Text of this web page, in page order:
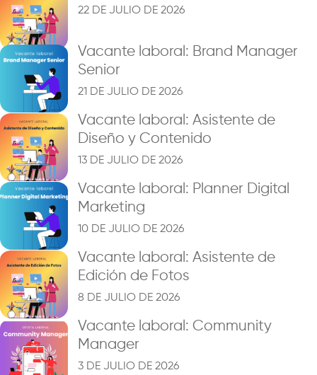
22 DE JULIO DE 2026
Vacante laboral: Brand Manager
Senior
21 DE JULIO DE 2026
Vacante laboral: Asistente de
Diseño y Contenido
13 DE JULIO DE 2026
Vacante laboral: Planner Digital
Marketing
10 DE JULIO DE 2026
Vacante laboral: Asistente de
Edición de Fotos
8 DE JULIO DE 2026
Vacante laboral: Community
Manager
3 DE JULIO DE 2026